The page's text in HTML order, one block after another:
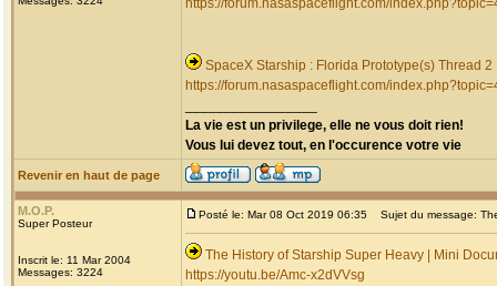
https://forum.nasaspaceflight.com/
SpaceX Starship : Florida Prototype(s) Thread
https://forum.nasaspaceflight.com/
La vie est un privilege, elle ne vous doit rien!
Vous lui devez tout, en l'occurence votre vie
Revenir en haut de page
M.O.P.
Super Posteur
Inscrit le: 11 Mar 2004
Messages: 3224
Posté le: Mar 08 Oct 2019 06:35 Sujet du message:
The History of Starship Super Heavy | Mini
https://youtu.be/Amc-x2dVVsg